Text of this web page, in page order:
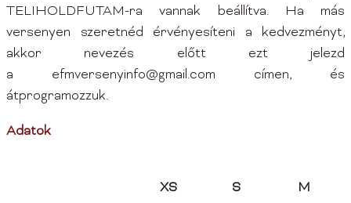
TELIHOLDFUTAM-ra vannak beállítva. Ha más
versenyen szeretnéd érvényesíteni a kedvezményt,
akkor nevezés előtt ezt jelezd
a efmversenyinfo@gmail.com címen, és
átprogramozzuk.
Adatok
XS S
M